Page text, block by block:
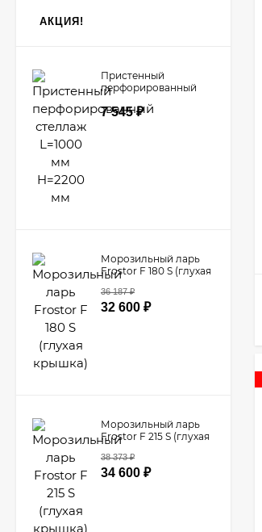
АКЦИЯ!
Пристенный
перфорированный
H=2200 мм
7 545₽
Морозильный ларь
Frostor F 180 S (глухая
36 187₽
32 600 ₽
Морозильный ларь
Frostor F 215 S (глухая
38 373₽
34 600 ₽